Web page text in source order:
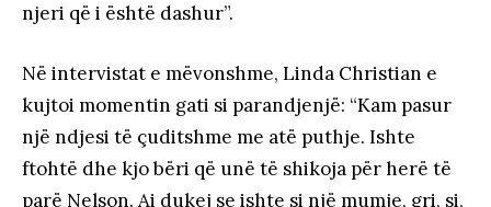
njeri që i është dashur”.
Në intervistat e mëvonshme, Linda Christian e
kujtoi momentin gati si parandjenjë: “Kam pasur
një ndjesi të çuditshme me atë puthje. Ishte
ftohtë dhe kjo bëri që unë të shikoja për herë të
parë Nelson. Ai dukej se ishte si një mumje, gri, si,